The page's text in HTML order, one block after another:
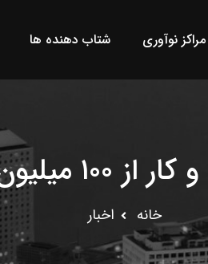
مراکز نوآوری شتاب دهنده ها
تومان
خانه اخبار